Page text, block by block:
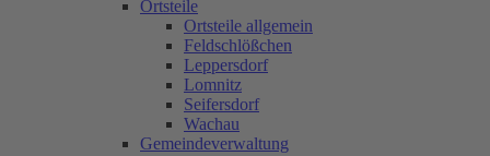
Ortsteile
Ortsteile allgemein
Feldschlößchen
Leppersdorf
Lomnitz
Seifersdorf
Wachau
Gemeindeverwaltung